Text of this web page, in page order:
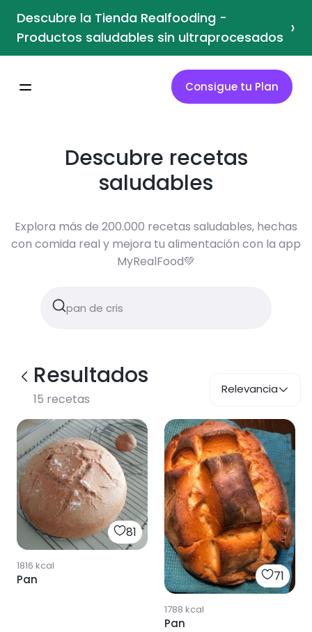
Descubre la Tienda Realfooding -
Productos saludables sin ultraprocesados ›
Consigue tu Plan
Descubre recetas
saludables
Explora más de 200.000 recetas saludables, hechas
con comida real y mejora tu alimentación con la app
MyRealFood💚
Resultados
15 recetas
Relevancia
81
1816 kcal
Pan 71
1788 kcal
Pan